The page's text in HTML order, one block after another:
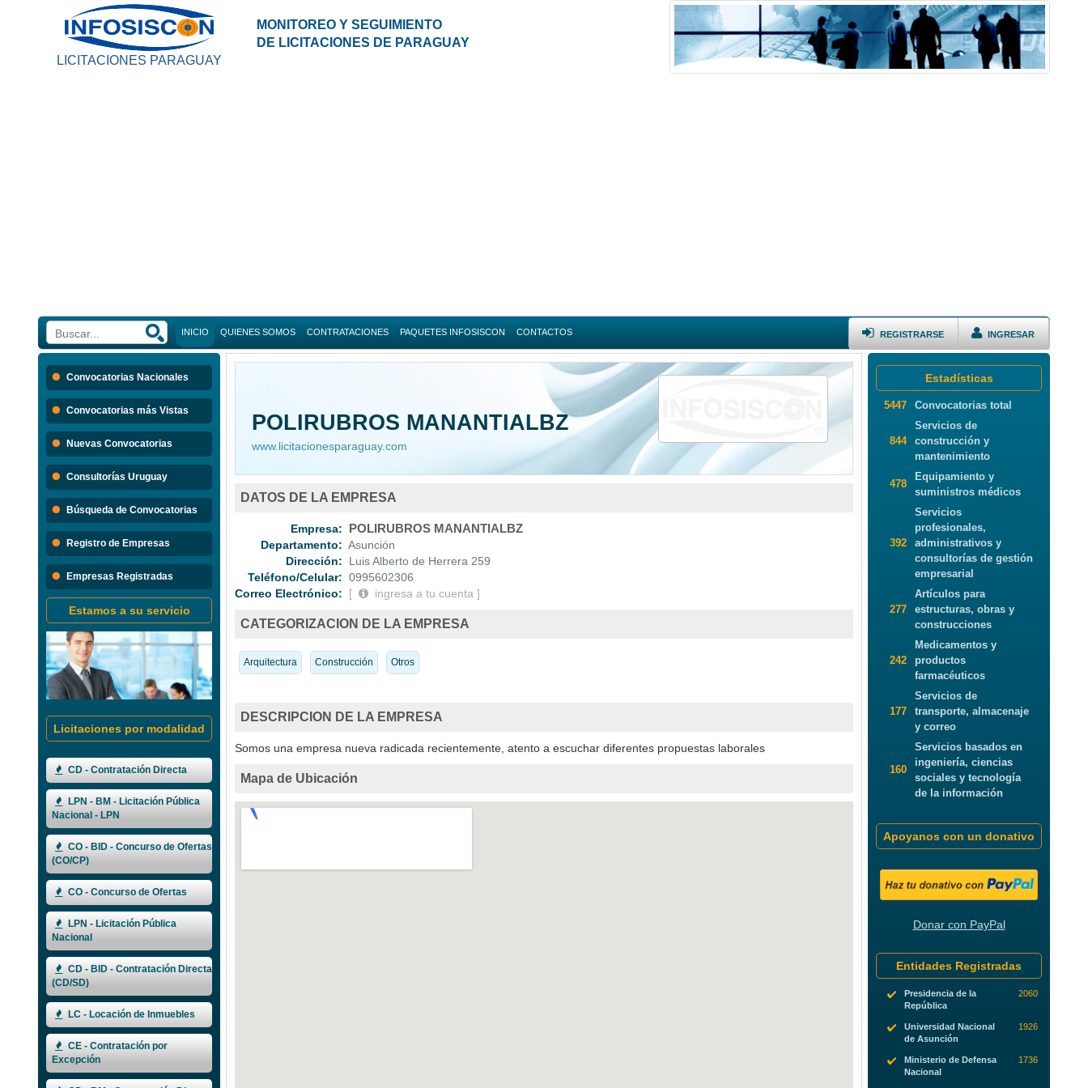
LICITACIONES PARAGUAY
MONITOREO Y SEGUIMIENTO
DE LICITACIONES DE PARAGUAY
INICIO QUIENES SOMOS CONTRATACIONES
Búsqueda
Consultorias Uruguay
PAQUETES INFOSISCON CONTACTOS INGRESAR
REGISTRARSE
Convocatorias Nacionales
Convocatorias más Vistas
Nuevas Convocatorias
Consultorías Uruguay
Búsqueda de Convocatorias
Registro de Empresas
Empresas Registradas
Estamos a su servicio
Licitaciones por modalidad
CD - Contratación Directa
LPN - BM - Licitación Pública
Nacional - LPN
CO - BID - Concurso de Ofertas
(CO/CP)
CO - Concurso de Ofertas
LPN - Licitación Pública
Nacional
CD - BID - Contratación Directa
(CD/SD)
LC - Locación de Inmuebles
CE - Contratación por
Excepción
POLIRUBROS MANANTIALBZ
www.licitacionesparaguay.com
DATOS DE LA EMPRESA
Empresa: POLIRUBROS MANANTIALBZ
Departamento: Asunción
Dirección: Luis Alberto de Herrera 259
Teléfono/Celular: 0995602306
Correo Electrónico:
[ ingresa a tu cuenta ]
CATEGORIZACION DE LA EMPRESA
Arquitectura Construcción Otros
DESCRIPCION DE LA EMPRESA
Somos una empresa nueva radicada recientemente, atento a escuchar diferentes propuestas laborales
Mapa de Ubicación
Estadísticas
5447 Convocatorias total
844
Servicios de
construcción y
mantenimiento
478
Equipamiento y
suministros médicos
392
Servicios
profesionales,
administrativos y
consultorías de gestión
empresarial
277
Artículos para
estructuras, obras y
construcciones
242
Medicamentos y
productos
farmacéuticos
177
Servicios de
transporte, almacenaje
y correo
160
Servicios basados en
ingeniería, ciencias
sociales y tecnología
de la información
Apoyanos con un donativo
Donar con PayPal
Entidades Registradas
Presidencia de la
República
2060
Universidad Nacional
de Asunción
1926
Ministerio de Defensa
Nacional
1736